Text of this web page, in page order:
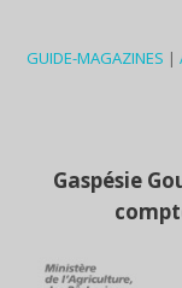
GUIDE-MAGAZINES |
Gaspésie